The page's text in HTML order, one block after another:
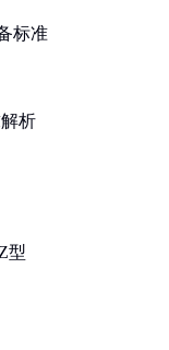
标准
析
型